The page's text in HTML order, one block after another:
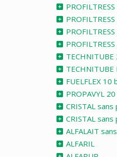
TECHNITUBE
FUELFLEX 10
PROPAVYL
CRISTAL
CRISTAL
ALFALAIT
ALFARIL